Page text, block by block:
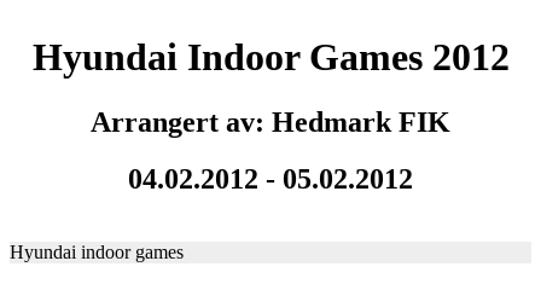
Hyundai Indoor Games 2012
Arrangert av: Hedmark FIK
04.02.2012 - 05.02.2012
Hyundai indoor games